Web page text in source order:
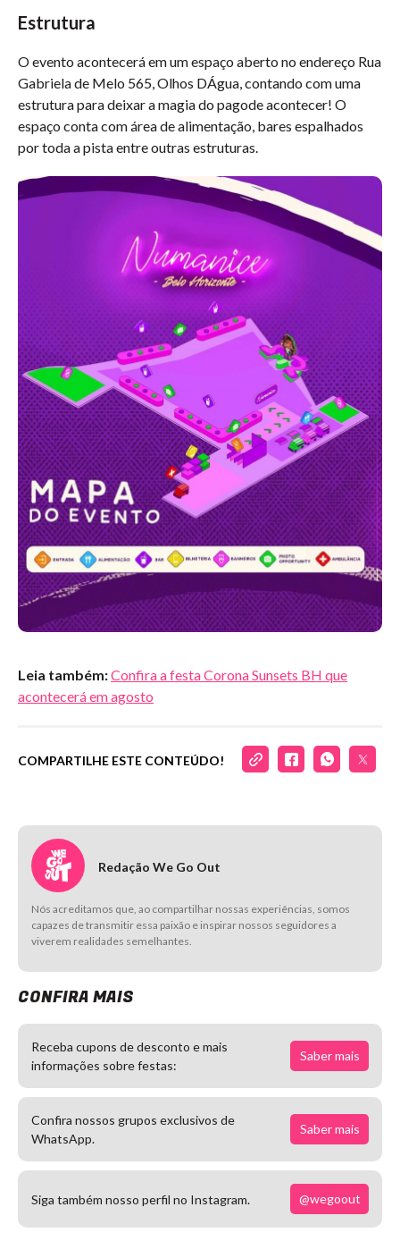
Estrutura
O evento acontecerá em um espaço aberto no endereço Rua
Gabriela de Melo 565, Olhos DÁgua, contando com uma
estrutura para deixar a magia do pagode acontecer! O
espaço conta com área de alimentação, bares espalhados
por toda a pista entre outras estruturas.
Leia também:Confira a festa Corona Sunsets BH que
acontecerá em agosto
COMPARTILHE ESTE CONTEÚDO!
Redação We Go Out
Nós acreditamos que, ao compartilhar nossas experiências, somos
capazes de transmitir essa paixão e inspirar nossos seguidores a
viverem realidades semelhantes.
CONFIRA MAIS
Receba cupons de desconto e mais
informações sobre festas:
Saber mais
Confira nossos grupos exclusivos de
WhatsApp.
Saber mais
Siga também nosso perfil no Instagram. @wegoout